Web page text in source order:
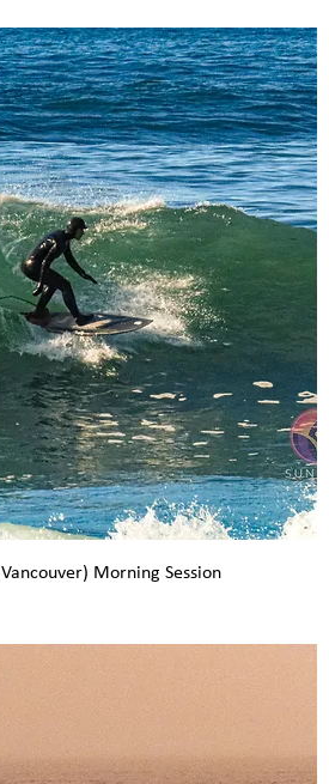
Morning Session